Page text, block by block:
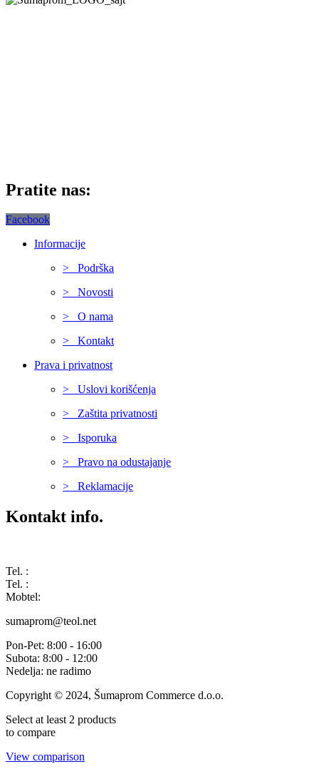
Pratite nas:
Facebook
Informacije
> Podrška
> Novosti
> O nama
> Kontakt
Prava i privatnost
> Uslovi korišćenja
> Zaštita privatnosti
> Isporuka
> Pravo na odustajanje
> Reklamacije
Kontakt info.
Tel. :
Tel. :
Mobtel:
sumaprom@teol.net
Pon-Pet: 8:00 - 16:00
Subota: 8:00 - 12:00
Nedelja: ne radimo
Copyright © 2024, Šumaprom Commerce d.o.o.
Select at least 2 products
to compare
View comparison